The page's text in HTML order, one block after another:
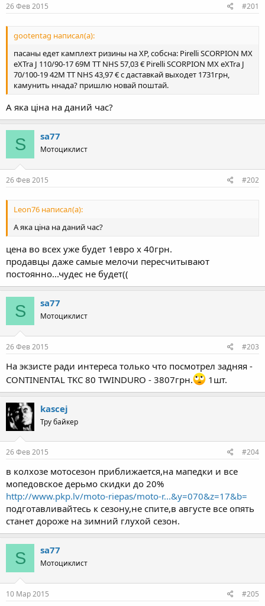
26 Фев 2015 #201
gootentag написал(а):
пасаны едет камплехт ризины на ХР, собсна: Pirelli SCORPION MX
eXTra J 110/90-17 69M TT NHS 57,03 € Pirelli SCORPION MX eXTra J
70/100-19 42M TT NHS 43,97 € с даставкай выходет 1731грн,
камунить ннада? пришлю новай поштай.
А яка ціна на даний час?
S sa77
Мотоциклист
26 Фев 2015 #202
Leon76 написал(а):
А яка ціна на даний час?
цена во всех уже будет 1евро х 40грн.
продавцы даже самые мелочи пересчитывают
постоянно...чудес не будет((
S sa77
Мотоциклист
26 Фев 2015 #203
На экзисте ради интереса только что посмотрел задняя -
CONTINENTAL TKC 80 TWINDURO - 3807грн.
1шт.
kascej
Тру байкер
26 Фев 2015 #204
в колхозе мотосезон приближается,на мапедки и все
мопедовское дерьмо скидки до 20%
http://www.pkp.lv/moto-riepas/moto-r...&y=070&z=17&b=
подготавливайтесь к сезону,не спите,в августе все опять
станет дороже на зимний глухой сезон.
S sa77
Мотоциклист
10 Мар 2015 #205